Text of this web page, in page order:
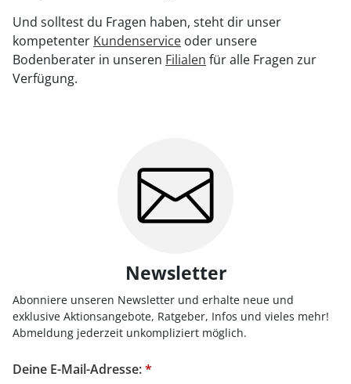
Und solltest du Fragen haben, steht dir unser
kompetenter Kundenservice oder unsere
Bodenberater in unseren Filialen für alle Fragen zur
Verfügung.
Newsletter
Abonniere unseren Newsletter und erhalte neue und
exklusive Aktionsangebote, Ratgeber, Infos und vieles mehr!
Abmeldung jederzeit unkompliziert möglich.
Deine E-Mail-Adresse:*